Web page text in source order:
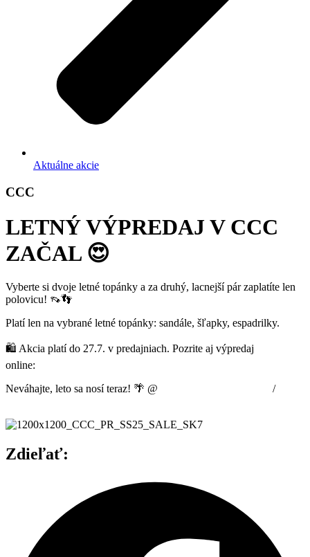
Aktuálne akcie
CCC
LETNÝ VÝPREDAJ V CCC
ZAČAL 😍
Vyberte si dvoje letné topánky a za druhý, lacnejší pár zaplatíte len
polovicu! 👡👣
Platí len na vybrané letné topánky: sandále, šľapky, espadrilky.
🛍️ Akcia platí do 27.7. v predajniach. Pozrite aj výpredaj
online:
Neváhajte, leto sa nosí teraz! 🌴 @
/
Zdieľať: